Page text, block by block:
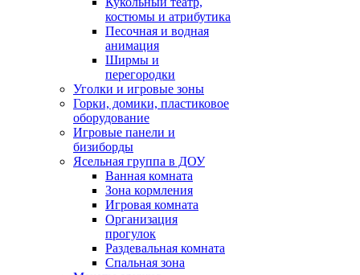
костюмы и атрибутика
Песочная и водная
анимация
Ширмы и
перегородки
Уголки и игровые зоны
Горки, домики, пластиковое
оборудование
Игровые панели и
бизиборды
Ясельная группа в ДОУ
Ванная комната
Зона кормления
Игровая комната
Организация
прогулок
Раздевальная комната
Спальная зона